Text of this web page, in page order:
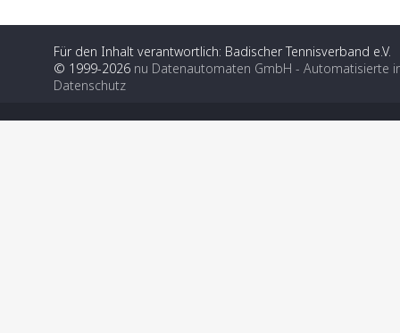
Für den Inhalt verantwortlich: Badischer Tennisverband e.V.
© 1999-2026 nu Datenautomaten GmbH - Automatisierte
Datenschutz